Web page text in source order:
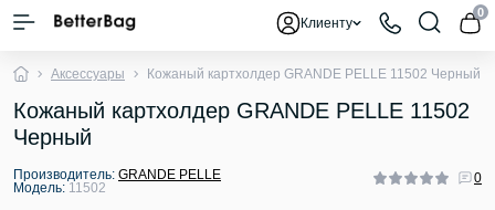
Клиенту
0
Аксессуары Кожаный картхолдер GRANDE PELLE 11502 Черный
Кожаный картхолдер GRANDE PELLE 11502
Черный
Производитель: GRANDE PELLE
Модель: 11502
0